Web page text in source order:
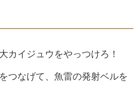
カイジュウをやっつけろ！
つなげて、魚雷の発射ベルを